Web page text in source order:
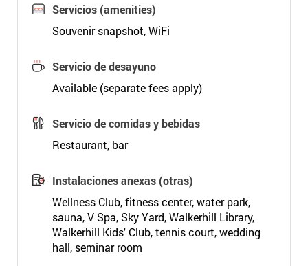
Servicios (amenities)
Souvenir snapshot, WiFi
Servicio de desayuno
Available (separate fees apply)
Servicio de comidas y bebidas
Restaurant, bar
Instalaciones anexas (otras)
Wellness Club, fitness center, water park,
sauna, V Spa, Sky Yard, Walkerhill Library,
Walkerhill Kids' Club, tennis court, wedding
hall, seminar room